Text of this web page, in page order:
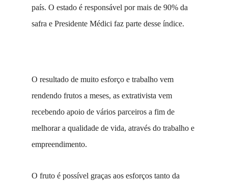
país. O estado é responsável por mais de 90% da
safra e Presidente Médici faz parte desse índice.
O resultado de muito esforço e trabalho vem
rendendo frutos a meses, as extrativista vem
recebendo apoio de vários parceiros a fim de
melhorar a qualidade de vida, através do trabalho e
empreendimento.
O fruto é possível graças aos esforços tanto da